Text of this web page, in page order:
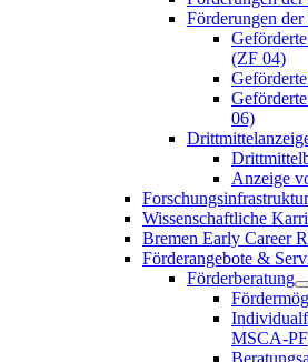
Förderungen
(ZF 04)
06)
Anzeige
Forschungsinfrastruktur
Wissenschaftliche
Bremen Early Career
Förderangebote &
Förderberatung
MSCA-PF